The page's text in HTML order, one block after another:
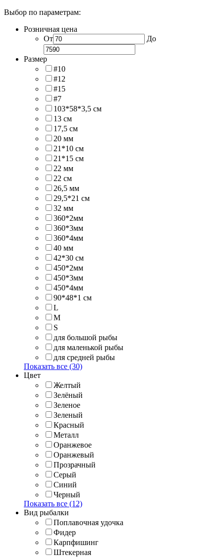
Выбор по параметрам:
Розничная цена
От
До
Размер
#10
#12
#15
#7
103*58*3,5 см
13 см
17,5 см
20 мм
21*10 см
21*15 см
22 мм
22 см
26,5 мм
29,5*21 см
32 мм
360*2мм
360*3мм
360*4мм
40 мм
42*30 см
450*2мм
450*3мм
450*4мм
90*48*1 см
L
M
S
для большой рыбы
для маленькой рыбы
для средней рыбы
Показать все (30)
Цвет
Желтый
Зелёный
Зеленое
Зеленый
Красный
Металл
Оранжевое
Оранжевый
Прозрачный
Серый
Синий
Черный
Показать все (12)
Вид рыбалки
Поплавочная удочка
Фидер
Карпфишинг
Штекерная